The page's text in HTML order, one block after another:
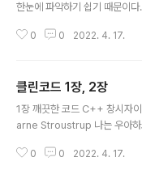
한눈에 파악하기 쉽기 때문이
도 복잡해 진다. 함수 당 하나의
사용하면 추상화 수준을 맞추기
아래로 이야기 처럼 읽기 쉽게
수준이 한 단계 낮은 함수가
0 0 2022. 4. 17.
클린코드 1장, 2장
1장 깨끗한 코드 C++ 창시
arne Stroustrup 나는 우아하
명백한 전략에 의거해 철저히
0 0 2022. 4. 17.